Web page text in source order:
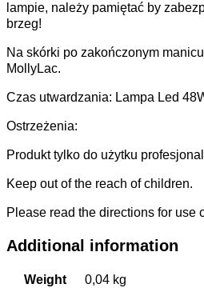
lampie, należy pamiętać by
brzeg!
Na skórki po zakończonym
MollyLac.
Czas utwardzania: Lampa Led
Ostrzeżenia:
Produkt tylko do użytku
Keep out of the reach of children.
Please read the directions for use
Additional information
Weight
0,04 kg